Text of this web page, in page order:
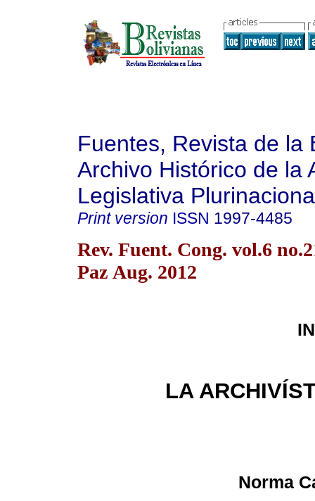
Fuentes, Revista de la
Archivo Histórico de la
Legislativa
Print version ISSN 1997-4485
Rev. Fuent. Cong. vol.6
Paz Aug. 2012
LA
Norma